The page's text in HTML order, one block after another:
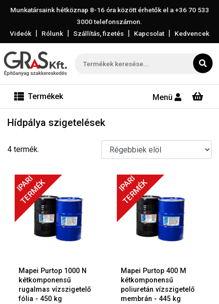
Munkatársaink hétköznap 8-16 óra között érhetők el a+36 70 533
3000telefonszámon.
Videók | Rólunk | Szállítás, fizetés | Kapcsolat | Kedvencek
Termékek Menü
Hídpálya szigetelések
4 termék.
IPARI
TERMÉK
Mapei Purtop 1000 N
kétkomponensű
rugalmas vízszigetelő
fólia - 450 kg
IPARI
TERMÉK
Mapei Purtop 400 M
kétkomponensű
poliuretán vízszigetelő
membrán - 445 kg